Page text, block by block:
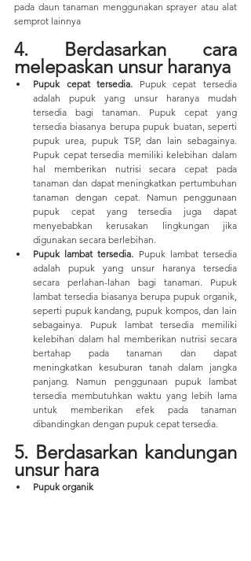
pada daun tanaman menggunakan sprayer atau alat
semprot lainnya
4. Berdasarkan cara
melepaskan unsur haranya
Pupuk cepat tersedia. Pupuk cepat tersedia
adalah pupuk yang unsur haranya mudah
tersedia bagi tanaman. Pupuk cepat yang
tersedia biasanya berupa pupuk buatan, seperti
pupuk urea, pupuk TSP, dan lain sebagainya.
Pupuk cepat tersedia memiliki kelebihan dalam
hal memberikan nutrisi secara cepat pada
tanaman dan dapat meningkatkan pertumbuhan
tanaman dengan cepat. Namun penggunaan
pupuk cepat yang tersedia juga dapat
menyebabkan kerusakan lingkungan jika
digunakan secara berlebihan.
Pupuk lambat tersedia. Pupuk lambat tersedia
adalah pupuk yang unsur haranya tersedia
secara perlahan-lahan bagi tanaman. Pupuk
lambat tersedia biasanya berupa pupuk organik,
seperti pupuk kandang, pupuk kompos, dan lain
sebagainya. Pupuk lambat tersedia memiliki
kelebihan dalam hal memberikan nutrisi secara
bertahap pada tanaman dan dapat
meningkatkan kesuburan tanah dalam jangka
panjang. Namun penggunaan pupuk lambat
tersedia membutuhkan waktu yang lebih lama
untuk memberikan efek pada tanaman
dibandingkan dengan pupuk cepat tersedia.
5. Berdasarkan kandungan
unsur hara
Pupuk organik